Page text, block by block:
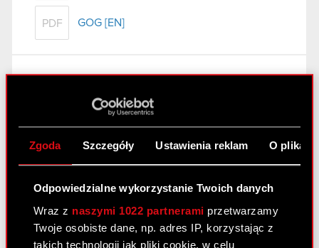
Zgoda Szczegóły Ustawienia reklam O
Odpowiedzialne wykorzystanie Twoich danych
Wraz z naszymi 1022 partnerami przetwarzamy
Twoje osobiste dane, np. adres IP, korzystając z
takich technologii jak pliki cookie, w celu
PDF GOG [EN]
8 września 2011
PDF
Wygaśnięcie umowy poręczenia kredytu
spółki zależnej
7 września 2011